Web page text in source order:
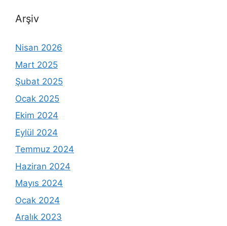
Arşiv
Nisan 2026
Mart 2025
Şubat 2025
Ocak 2025
Ekim 2024
Eylül 2024
Temmuz 2024
Haziran 2024
Mayıs 2024
Ocak 2024
Aralık 2023